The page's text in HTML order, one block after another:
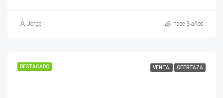
Jorge hace 3 años
DESTACADO VENTA OFERTAZA